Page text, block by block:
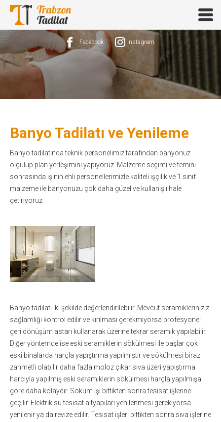
Facebook Instagram
Banyo Tadilatı ve Yenileme
Banyo tadilatında teknik personelimiz tarafından banyonuz
ölçülüp plan yerleşimini yapıyoruz. Malzeme seçimi ve temini
sonrasında işinin ehli personellerimizle kaliteli işçilik ve 1.sınıf
malzeme ile banyonuzu çok daha güzel ve kullanışlı hale
getiriyoruz
Banyo tadilatı iki şekilde değerlendirilebilir. Mevcut seramikleriniziz
sağlamlığı kontrol edilir ve kırılması gerekmiyorsa profesyonel
geri dönüşüm astarı kullanarak üzerine tekrar seramik yapılabilir.
Diğer yöntemde ise eski seramiklerin sökülmesi ile başlar çok
eski binalarda harçla yapıştırma yapılmıştır ve sökülmesi biraz
zahmetli olabilir daha fazla moloz çıkar sıva üzeri yapıştırma
harcıyla yapılmış eski seramiklerin sökülmesi harçla yapılmışa
göre daha kolaydır. Söküm işi bittikten sonra tesisat işlerine
geçilir. Elektrik su tesisat altyapıları yenilenmesi gerekiyorsa
yenilenir ya da revize edilir. Tesisat işleri bittikten sonra sıva işlerine